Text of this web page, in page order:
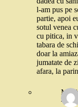
l-am pus pe
partie, apoi
sotul venea
cu pitica, in
tabara de
doar la
jumatate de
afara, la
21